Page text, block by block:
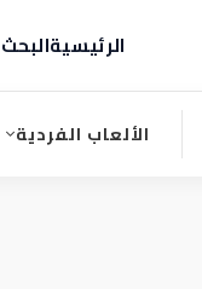
الرئيسيةالبحث
الألعاب الفردية